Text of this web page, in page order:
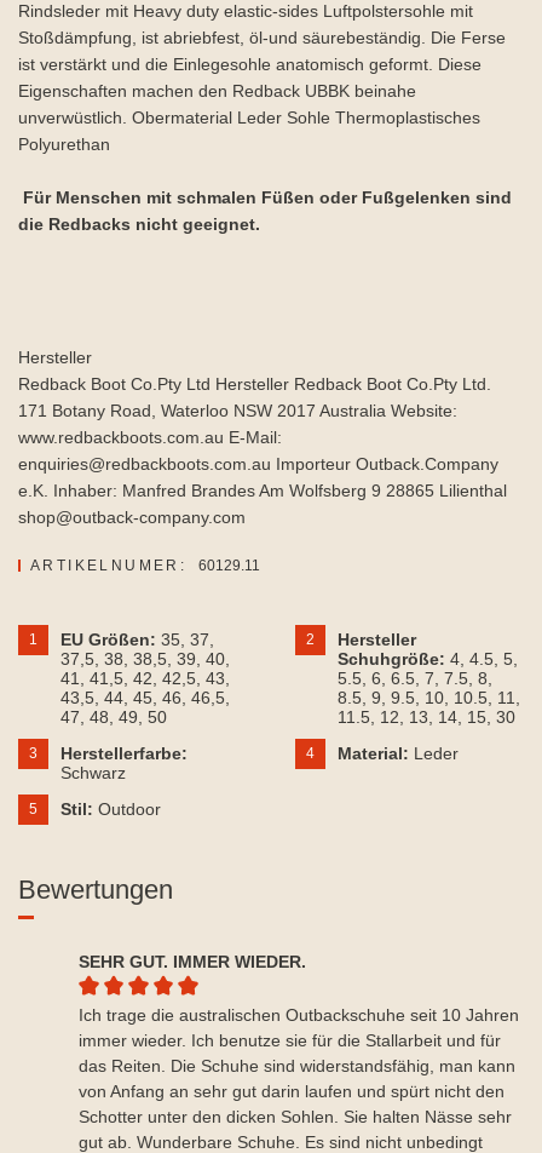
Rindsleder mit Heavy duty elastic-sides Luftpolstersohle mit
Stoßdämpfung, ist abriebfest, öl-und säurebeständig. Die Ferse
ist verstärkt und die Einlegesohle anatomisch geformt. Diese
Eigenschaften machen den Redback UBBK beinahe
unverwüstlich. Obermaterial Leder Sohle Thermoplastisches
Polyurethan
Für Menschen mit schmalen Füßen oder Fußgelenken sind
die Redbacks nicht geeignet.
Hersteller
Redback Boot Co.Pty Ltd Hersteller Redback Boot Co.Pty Ltd.
171 Botany Road, Waterloo NSW 2017 Australia Website:
www.redbackboots.com.au E-Mail:
enquiries@redbackboots.com.au Importeur Outback.Company
e.K. Inhaber: Manfred Brandes Am Wolfsberg 9 28865 Lilienthal
shop@outback-company.com
ARTIKELNUMER: 60129.11
1 EU Größen: 35 , 37
37,5 , 38 , 38,5 , 39 , 40
41
, 41,5 , 42 , 42,5 , 43
43,5 , 44 , 45 , 46 , 46,5
47 , 48 , 49 , 50
2
Hersteller
Schuhgröße: 4 , 4.5 , 5
5.5 , 6 , 6.5 , 7 , 7.5 , 8
8.5 , 9 , 9.5 , 10 , 10.5 , 11
11.5 , 12 , 13 , 14 , 15 , 30
3
Herstellerfarbe:
Schwarz
4 Material: Leder
5 Stil: Outdoor
Bewertungen
SEHR GUT. IMMER WIEDER.
Durchschnittliche Bewertung von 5 von 5 Sternen
Ich trage die australischen Outbackschuhe seit 10 Jahren
immer wieder. Ich benutze sie für die Stallarbeit und für
das Reiten. Die Schuhe sind widerstandsfähig, man kann
von Anfang an sehr gut darin laufen und spürt nicht den
Schotter unter den dicken Sohlen. Sie halten Nässe sehr
gut ab. Wunderbare Schuhe. Es sind nicht unbedingt